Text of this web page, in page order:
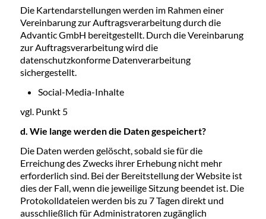
Die Kartendarstellungen werden im Rahmen einer
Vereinbarung zur Auftragsverarbeitung durch die
Advantic GmbH bereitgestellt. Durch die Vereinbarung
zur Auftragsverarbeitung wird die
datenschutzkonforme Datenverarbeitung
sichergestellt.
Social-Media-Inhalte
vgl. Punkt 5
d. Wie lange werden die Daten gespeichert?
Die Daten werden gelöscht, sobald sie für die
Erreichung des Zwecks ihrer Erhebung nicht mehr
erforderlich sind. Bei der Bereitstellung der Website ist
dies der Fall, wenn die jeweilige Sitzung beendet ist. Die
Protokolldateien werden bis zu 7 Tagen direkt und
ausschließlich für Administratoren zugänglich